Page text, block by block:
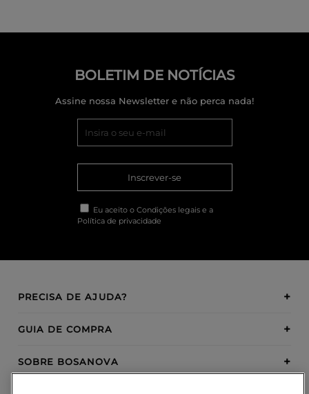
BOLETIM DE NOTÍCIAS
Assine nossa Newsletter e não perca nada!
Inscrever-se
Eu aceito o Condições legais e a
Política de privacidade
PRECISA DE AJUDA?
GUIA DE COMPRA
SOBRE BOSANOVA